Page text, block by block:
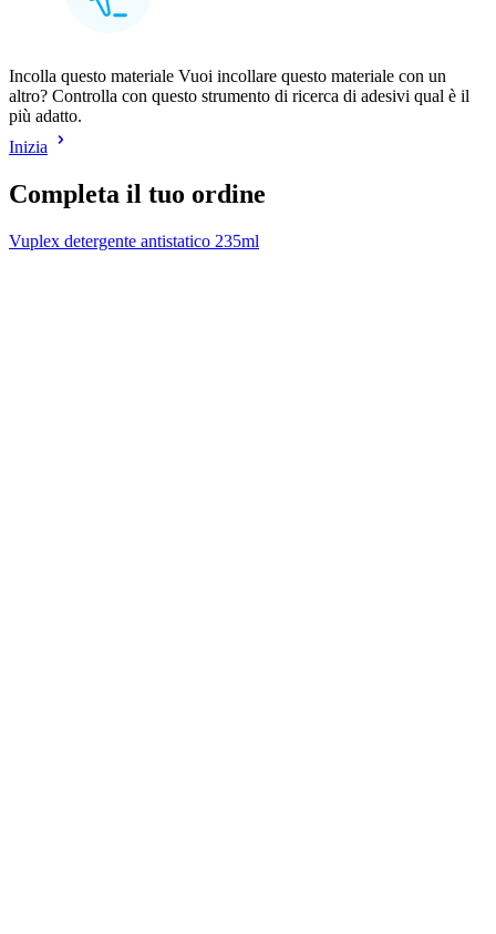
Incolla questo materiale Vuoi incollare questo materiale con un
altro? Controlla con questo strumento di ricerca di adesivi qual è il
più adatto.
Inizia
Completa il tuo ordine
Vuplex detergente antistatico 235ml